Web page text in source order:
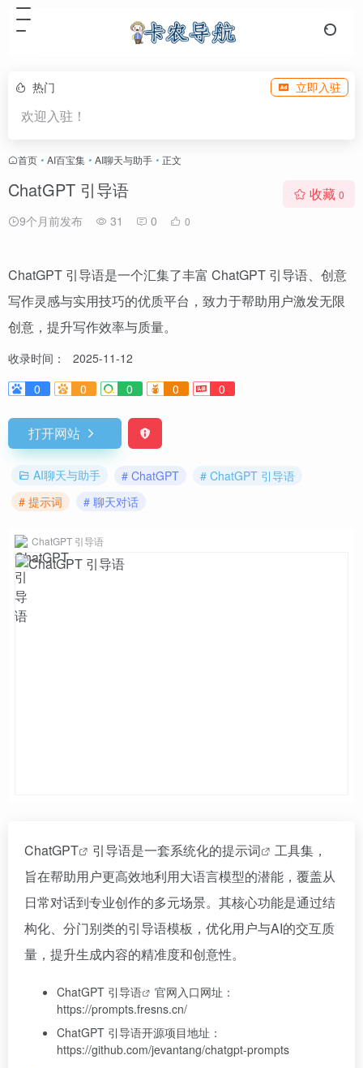
热门 立即入驻
欢迎入驻！
首页 • AI百宝集 • AI聊天与助手 • 正文
ChatGPT 引导语
9个月前发布 31 0 0
收藏 0
ChatGPT 引导语是一个汇集了丰富 ChatGPT 引导语、创意
写作灵感与实用技巧的优质平台，致力于帮助用户激发无限
创意，提升写作效率与质量。
收录时间：
2025-11-12
0
0 0 0 0
打开网站
AI聊天与助手 # ChatGPT
# ChatGPT 引导语
# 提示词
# 聊天对话
ChatGPT 引导语
ChatGPT 引导语是一套系统化的提示词
工具集，
旨在帮助用户更高效地利用大语言模型的潜能，覆盖从
日常对话到专业创作的多元场景。其核心功能是通过结
构化、分门别类的引导语模板，优化用户与AI的交互质
量，提升生成内容的精准度和创意性。
ChatGPT 引导语
官网入口网址：
https://prompts.fresns.cn/
ChatGPT 引导语开源项目地址：
https://github.com/jevantang/chatgpt-prompts